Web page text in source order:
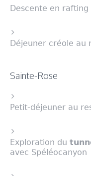
Descente en rafting
Déjeuner créole au
Sainte-Rose
Petit-déjeuner au
Exploration du
avec Spéléocanyon